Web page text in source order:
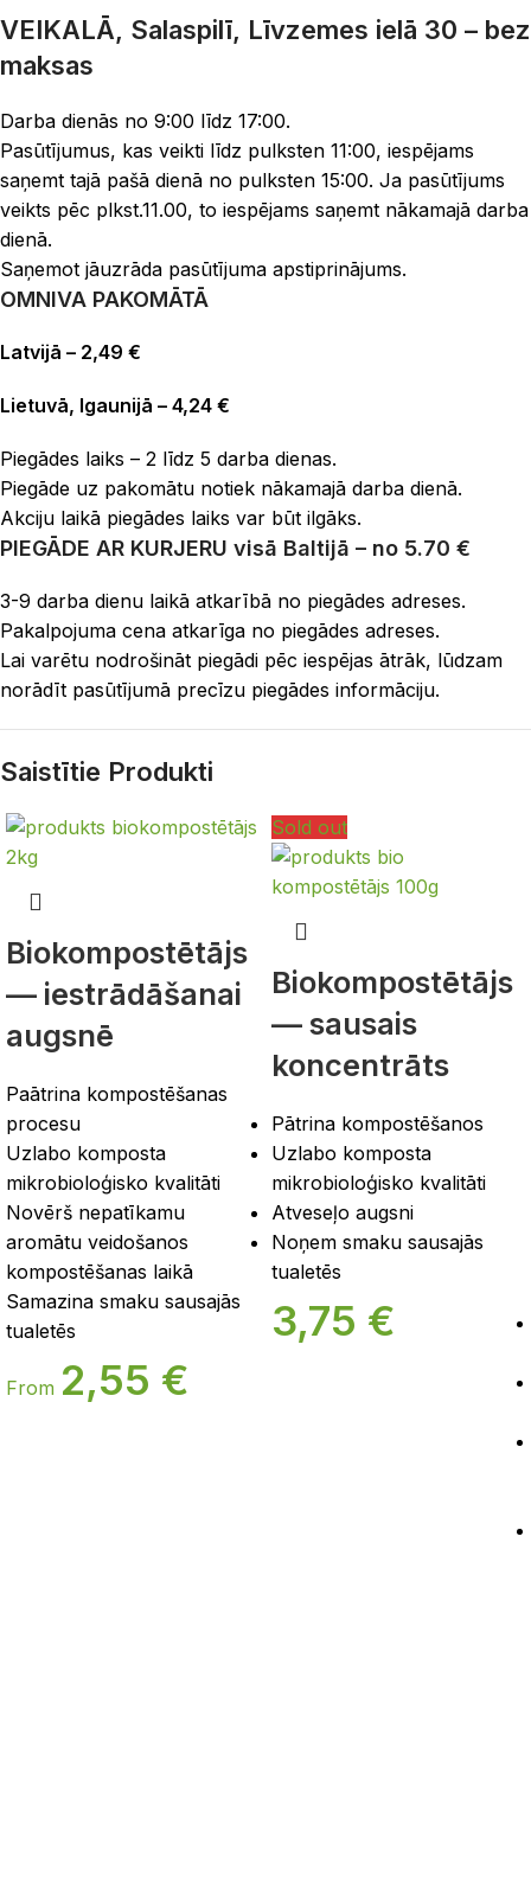
VEIKALĀ, Salaspilī, Līvzemes ielā 30 – bez
maksas
Darba dienās no 9:00 līdz 17:00.
Pasūtījumus, kas veikti līdz pulksten 11:00, iespējams
saņemt tajā pašā dienā no pulksten 15:00. Ja pasūtījums
veikts pēc plkst.11.00, to iespējams saņemt nākamajā darba
dienā.
Saņemot jāuzrāda pasūtījuma apstiprinājums.
OMNIVA PAKOMĀTĀ
Latvijā – 2,49 €
Lietuvā, Igaunijā – 4,24 €
Piegādes laiks – 2 līdz 5 darba dienas.
Piegāde uz pakomātu notiek nākamajā darba dienā.
Akciju laikā piegādes laiks var būt ilgāks.
PIEGĀDE AR KURJERU visā Baltijā – no 5.70 €
3-9 darba dienu laikā atkarībā no piegādes adreses.
Pakalpojuma cena atkarīga no piegādes adreses.
Lai varētu nodrošināt piegādi pēc iespējas ātrāk, lūdzam
norādīt pasūtījumā precīzu piegādes informāciju.
Saistītie Produkti
Biokompostētājs
— iestrādāšanai
augsnē
Paātrina kompostēšanas
procesu
Uzlabo komposta
mikrobioloģisko kvalitāti
Novērš nepatīkamu
aromātu veidošanos
kompostēšanas laikā
Samazina smaku sausajās
tualetēs
From 2,55 €
Sold out
Biokompostētājs
— sausais
koncentrāts
Pātrina kompostēšanos
Uzlabo komposta
mikrobioloģisko kvalitāti
Atveseļo augsni
Noņem smaku sausajās
tualetēs
3,75 €